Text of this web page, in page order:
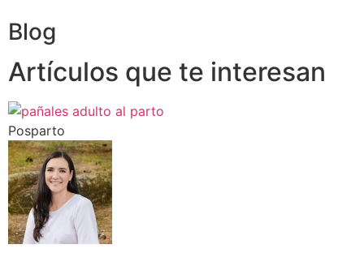
Blog
Artículos que te interesan
Posparto